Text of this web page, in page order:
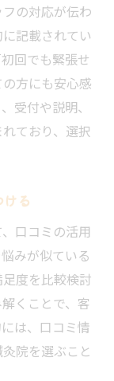
方解説
較する意義
徴とは
口コミ活用
価しよう
とは
ート力
理由とは
の魅力
持の方法
するポイン
しよう
の対応が伝わ
記載されてい
回でも緊張せ
方にも安心感
受付や説明、
ており、選択
る
口コミの活用
みが似ている
度を比較検討
くことで、客
は、口コミ情
院を選ぶこと